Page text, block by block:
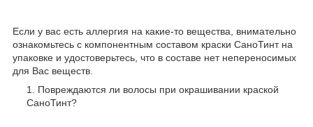
Если у вас есть аллергия на какие-то вещества, внимательно
ознакомьтесь с компонентным составом краски СаноТинт на
упаковке и удостоверьтесь, что в составе нет непереносимых
для Вас веществ.
Повреждаются ли волосы при окрашивании краской
СаноТинт?